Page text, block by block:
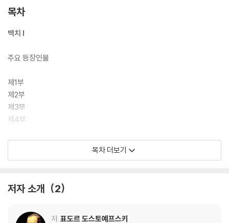
목차
백치 Ⅰ
주요 등장인물
제1부
제2부
제3부
제4부
해설
백치 Ⅱ
주요 등장인물
목차 더보기
저자 소개 2
저 표도르 도스토예프스키